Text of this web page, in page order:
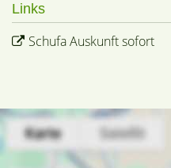
Links
Schufa Auskunft sofort